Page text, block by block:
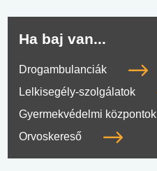
Ha baj van...
Drogambulanciák
Lelkisegély-szolgálatok
Gyermekvédelmi központok
Orvoskereső